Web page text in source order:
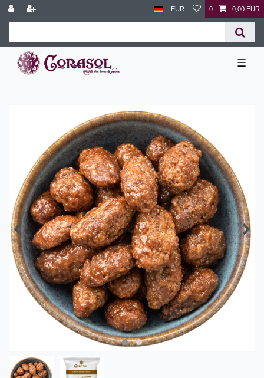
EUR 0 0,00 EUR
☰